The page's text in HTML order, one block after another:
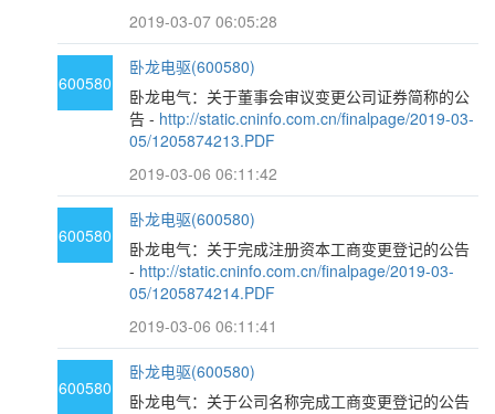
2019-03-07 06:05:28
600580
卧龙电驱(600580)
卧龙电气：关于董事会审议变更公司证券简称的公
告 - http://static.cninfo.com.cn/finalpage/2019-03-
05/1205874213.PDF
2019-03-06 06:11:42
600580
卧龙电驱(600580)
卧龙电气：关于完成注册资本工商变更登记的公告
- http://static.cninfo.com.cn/finalpage/2019-03-
05/1205874214.PDF
2019-03-06 06:11:41
600580
卧龙电驱(600580)
卧龙电气：关于公司名称完成工商变更登记的公告